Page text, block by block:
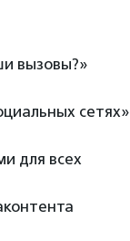
вызовы?»
сетях»
для всех